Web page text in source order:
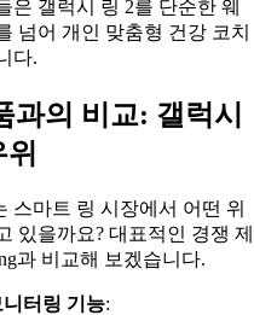
은 갤럭시 링 2를 단순한 웨
넘어 개인 맞춤형 건강 코치
다.
과의 비교: 갤럭시
스마트 링 시장에서 어떤 위
있을까요? 대표적인 경쟁 제
과 비교해 보겠습니다.
니터링 기능: